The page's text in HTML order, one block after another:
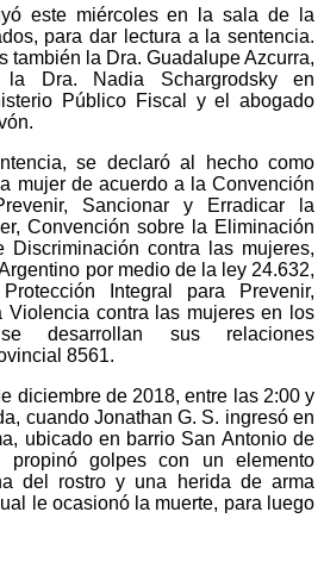
este miércoles en la sala de la
para dar lectura a la sentencia.
también la Dra. Guadalupe Azcurra,
la Dra. Nadia Schargrodsky en
Público Fiscal y el abogado
se declaró al hecho como
mujer de acuerdo a la Convención
Sancionar y Erradicar la
Convención sobre la Eliminación
Discriminación contra las mujeres,
por medio de la ley 24.632,
Integral para Prevenir,
Violencia contra las mujeres en los
desarrollan sus relaciones
8561.
diciembre de 2018, entre las 2:00 y
cuando Jonathan G. S. ingresó en
ubicado en barrio San Antonio de
golpes con un elemento
del rostro y una herida de arma
le ocasionó la muerte, para luego